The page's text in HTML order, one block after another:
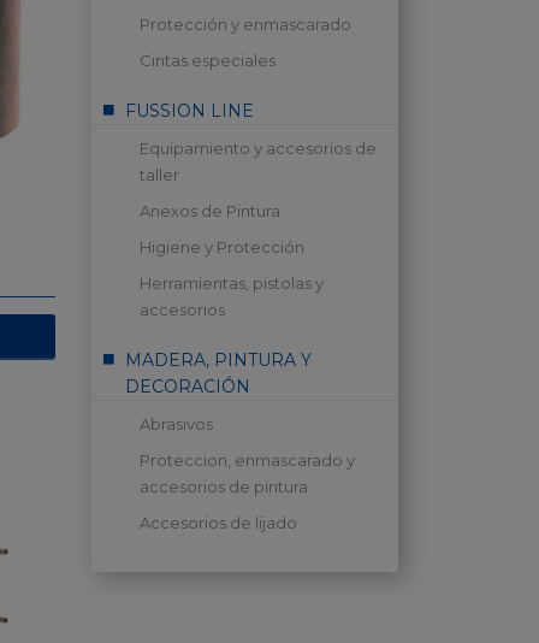
Protección y enmascarado
Cintas especiales
FUSSION LINE
Equipamiento y accesorios de
taller
Anexos de Pintura
Higiene y Protección
Herramientas, pistolas y
accesorios
MADERA, PINTURA Y
DECORACIÓN
Abrasivos
Proteccion, enmascarado y
accesorios de pintura
Accesorios de lijado